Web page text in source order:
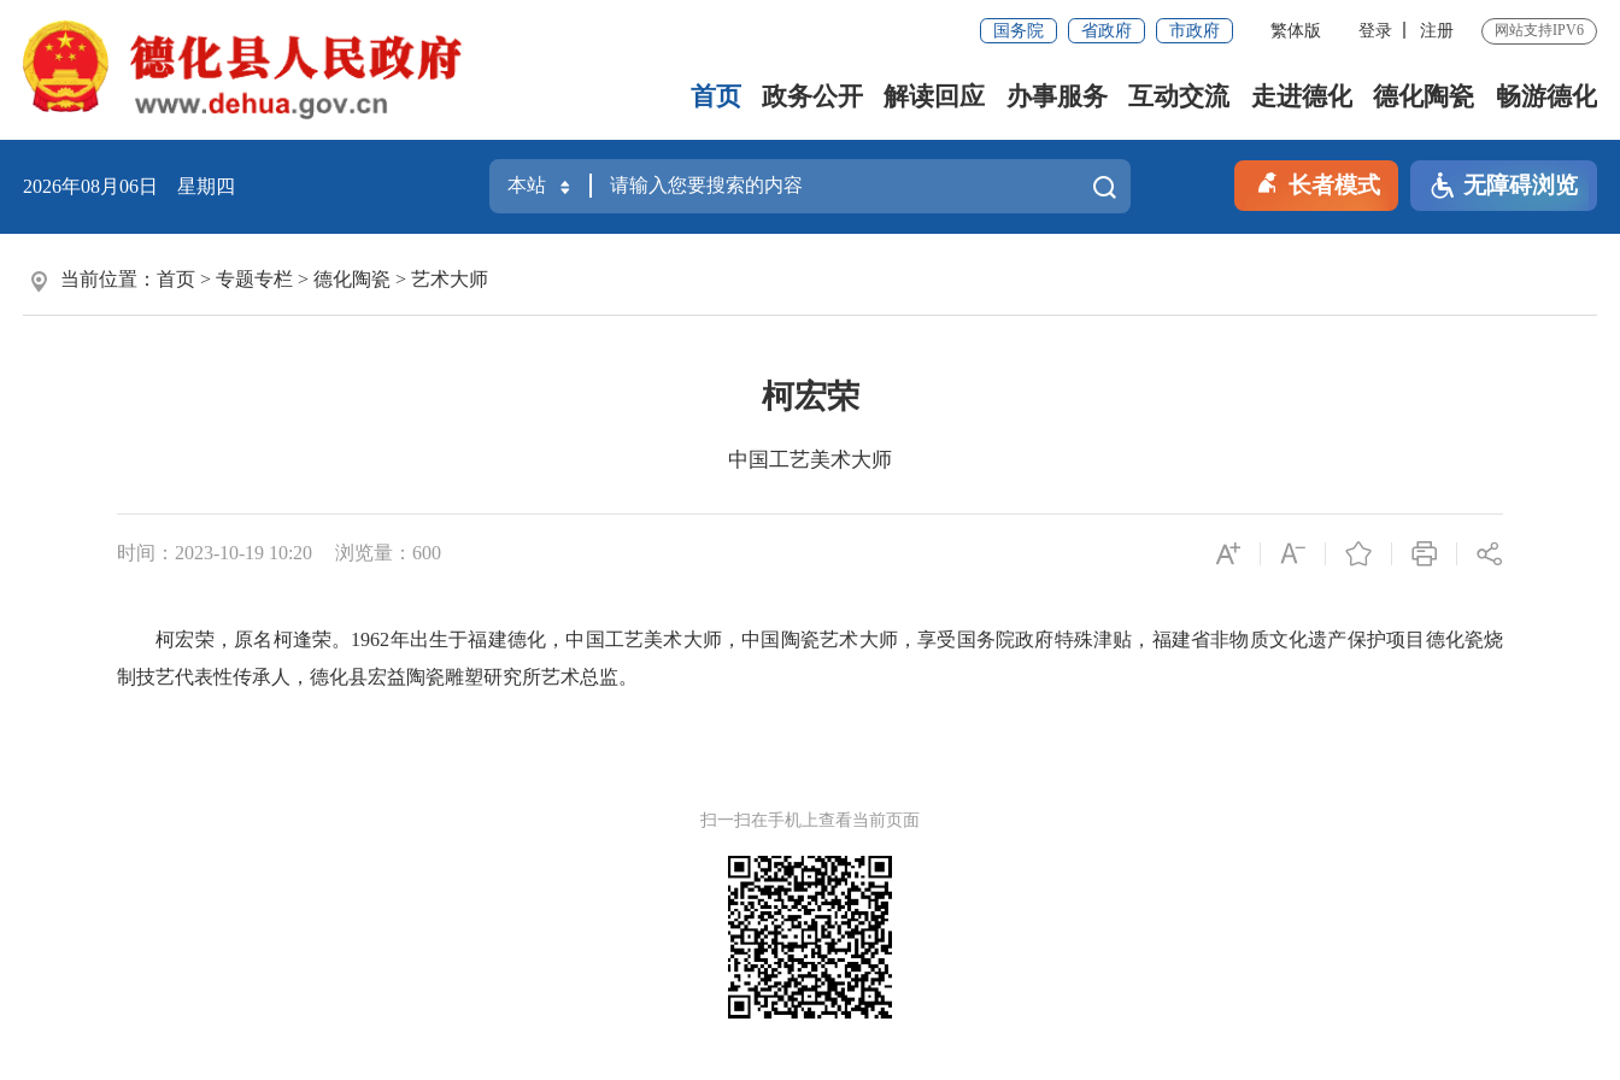
国务院 省政府 市政府 繁体版 登录 注册 网站支持IPV6
首页 政务公开 解读回应 办事服务 互动交流 走进德化 德化陶瓷 畅游德化
2026年08月06日 星期四 长者模式 无障碍浏览
当前位置： 首页 > 专题专栏 > 德化陶瓷 > 艺术大师
柯宏荣
中国工艺美术大师
时间：2023-10-19 10:20 浏览量：600
柯宏荣，原名柯逢荣。1962年出生于福建德化，中国工艺美术大师，中国陶瓷艺术大师，享受国务院政府特殊津贴，福建省非物质文化遗产保护项目德化瓷烧
制技艺代表性传承人，德化县宏益陶瓷雕塑研究所艺术总监。
扫一扫在手机上查看当前页面